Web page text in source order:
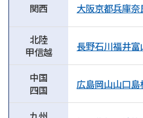
関西 大阪京都兵庫奈
北陸
甲信越
長野石川福井富
中国
四国
広島岡山山口島